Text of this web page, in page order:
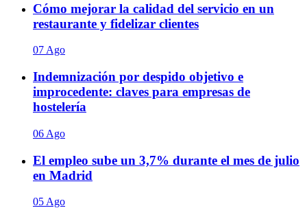
Cómo mejorar la calidad del servicio en un
restaurante y fidelizar clientes
07 Ago
Indemnización por despido objetivo e
improcedente: claves para empresas de
hostelería
06 Ago
El empleo sube un 3,7% durante el mes de julio
en Madrid
05 Ago